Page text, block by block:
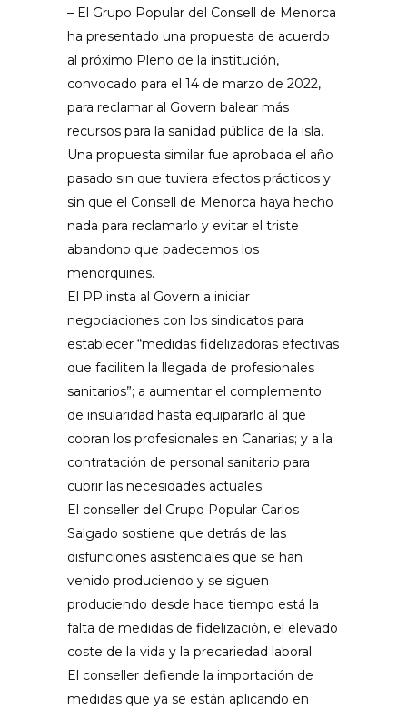
– El Grupo Popular del Consell de Menorca
ha presentado una propuesta de acuerdo
al próximo Pleno de la institución,
convocado para el 14 de marzo de 2022,
para reclamar al Govern balear más
recursos para la sanidad pública de la isla.
Una propuesta similar fue aprobada el año
pasado sin que tuviera efectos prácticos y
sin que el Consell de Menorca haya hecho
nada para reclamarlo y evitar el triste
abandono que padecemos los
menorquines.
El PP insta al Govern a iniciar
negociaciones con los sindicatos para
establecer “medidas fidelizadoras efectivas
que faciliten la llegada de profesionales
sanitarios”; a aumentar el complemento
de insularidad hasta equipararlo al que
cobran los profesionales en Canarias; y a la
contratación de personal sanitario para
cubrir las necesidades actuales.
El conseller del Grupo Popular Carlos
Salgado sostiene que detrás de las
disfunciones asistenciales que se han
venido produciendo y se siguen
produciendo desde hace tiempo está la
falta de medidas de fidelización, el elevado
coste de la vida y la precariedad laboral.
El conseller defiende la importación de
medidas que ya se están aplicando en